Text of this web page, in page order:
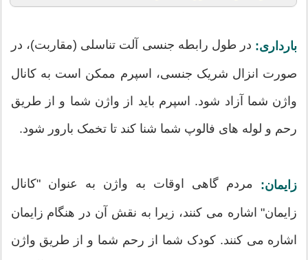
بارداری: در طول رابطه جنسی آلت تناسلی (مقاربت)، در
صورت انزال شریک جنسی، اسپرم ممکن است به کانال
واژن شما آزاد شود. اسپرم باید از واژن شما و از طریق
رحم و لوله های فالوپ شما شنا کند تا تخمک بارور شود.
زایمان: مردم گاهی اوقات به واژن به عنوان "کانال
زایمان" اشاره می کنند، زیرا به نقش آن در هنگام زایمان
اشاره می کنند. کودک شما از رحم شما و از طریق واژن